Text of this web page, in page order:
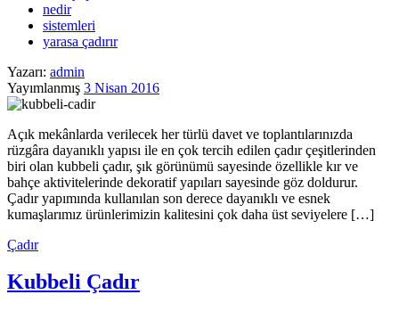
nedir
sistemleri
yarasa çadırır
Yazarı: admin
Yayımlanmış 3 Nisan 2016
Açık mekânlarda verilecek her türlü davet ve toplantılarınızda
rüzgâra dayanıklı yapısı ile en çok tercih edilen çadır çeşitlerinden
biri olan kubbeli çadır, şık görünümü sayesinde özellikle kır ve
bahçe aktivitelerinde dekoratif yapıları sayesinde göz doldurur.
Çadır yapımında kullanılan son derece dayanıklı ve esnek
kumaşlarımız ürünlerimizin kalitesini çok daha üst seviyelere […]
Çadır
Kubbeli Çadır